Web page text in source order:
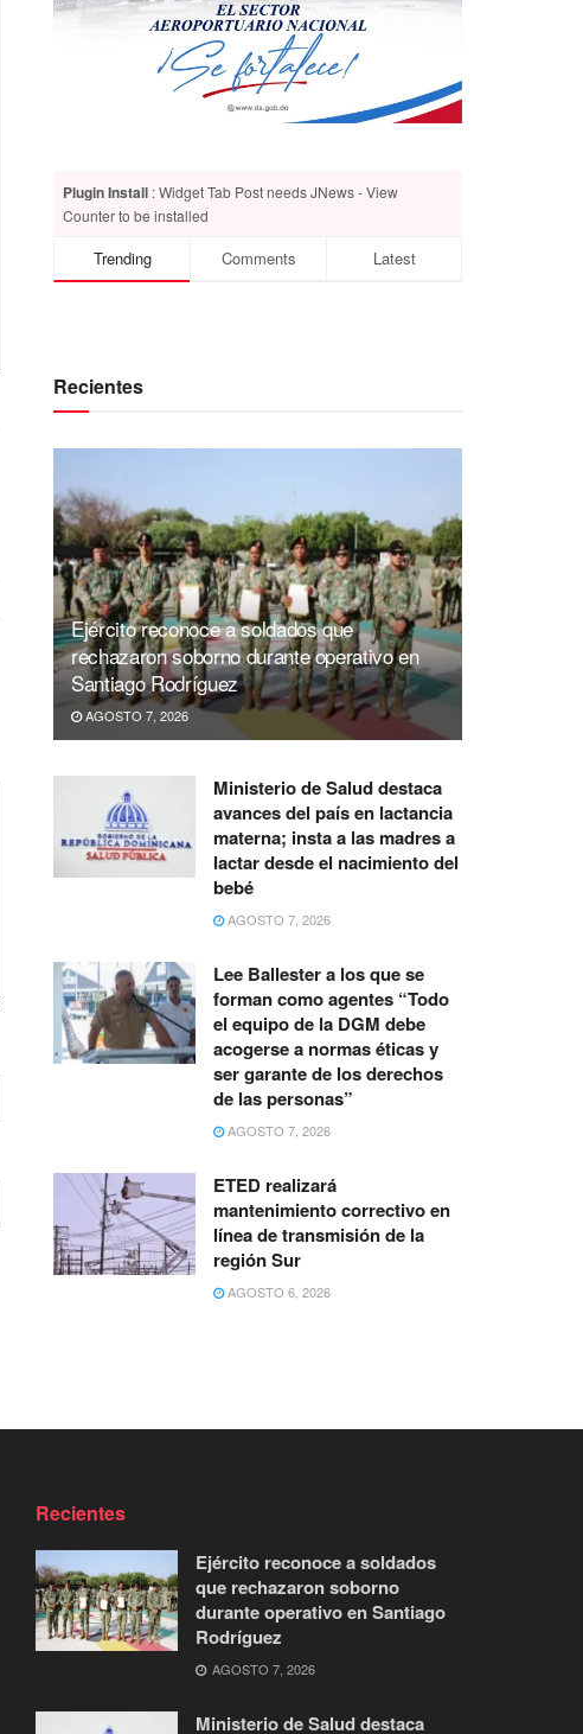
Plugin Install : Widget Tab Post needs JNews - View
Counter to be installed
Trending Comments Latest
Recientes
Ejército reconoce a soldados que
rechazaron soborno durante operativo en
Santiago Rodríguez
AGOSTO 7, 2026
Ministerio de Salud destaca
avances del país en lactancia
materna; insta a las madres a
lactar desde el nacimiento del
bebé
AGOSTO 7, 2026
Lee Ballester a los que se
forman como agentes “Todo
el equipo de la DGM debe
acogerse a normas éticas y
ser garante de los derechos
de las personas”
AGOSTO 7, 2026
ETED realizará
mantenimiento correctivo en
línea de transmisión de la
región Sur
AGOSTO 6, 2026
Recientes
Ejército reconoce a soldados
que rechazaron soborno
durante operativo en Santiago
Rodríguez
AGOSTO 7, 2026
Ministerio de Salud destaca